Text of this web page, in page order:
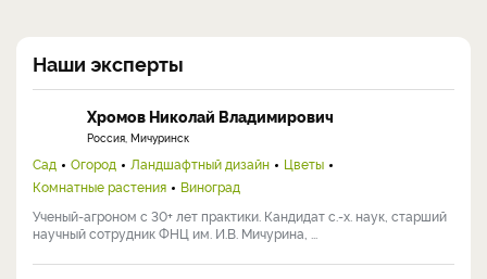
Наши эксперты
Хромов Николай Владимирович
Россия, Мичуринск
Сад Огород Ландшафтный дизайн
Цветы
Комнатные растения
Виноград
Ученый-агроном с 30+ лет практики. Кандидат с.-х. наук, старший
научный сотрудник ФНЦ им. И.В. Мичурина, ...